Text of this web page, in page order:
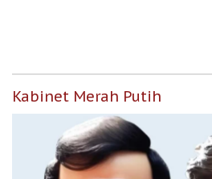
Kabinet Merah Putih